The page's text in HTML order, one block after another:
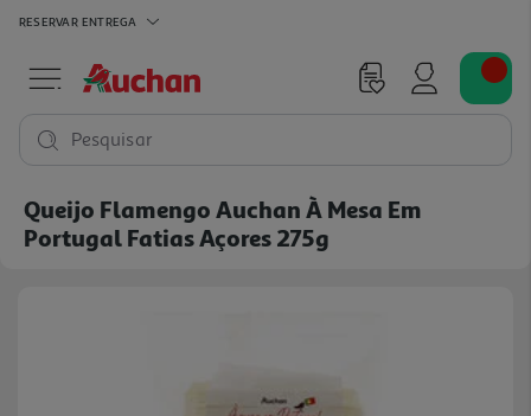
RESERVAR ENTREGA
Pesquisar
Queijo Flamengo Auchan À Mesa Em
Portugal Fatias Açores 275g